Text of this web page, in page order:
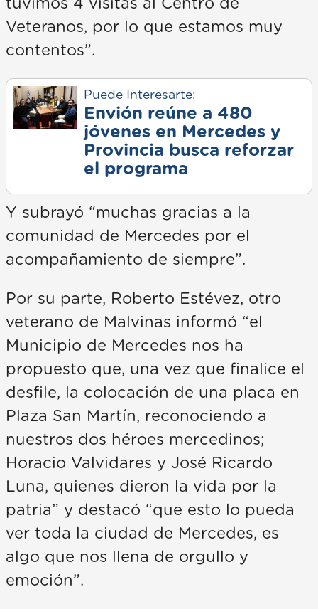
tuvimos 4 visitas al Centro de
Veteranos, por lo que estamos muy
contentos”.
Puede Interesarte:
Envión reúne a 480
jóvenes en Mercedes y
Provincia busca reforzar
el programa
Y subrayó “muchas gracias a la
comunidad de Mercedes por el
acompañamiento de siempre”.
Por su parte, Roberto Estévez, otro
veterano de Malvinas informó “el
Municipio de Mercedes nos ha
propuesto que, una vez que finalice el
desfile, la colocación de una placa en
Plaza San Martín, reconociendo a
nuestros dos héroes mercedinos;
Horacio Valvidares y José Ricardo
Luna, quienes dieron la vida por la
patria” y destacó “que esto lo pueda
ver toda la ciudad de Mercedes, es
algo que nos llena de orgullo y
emoción”.